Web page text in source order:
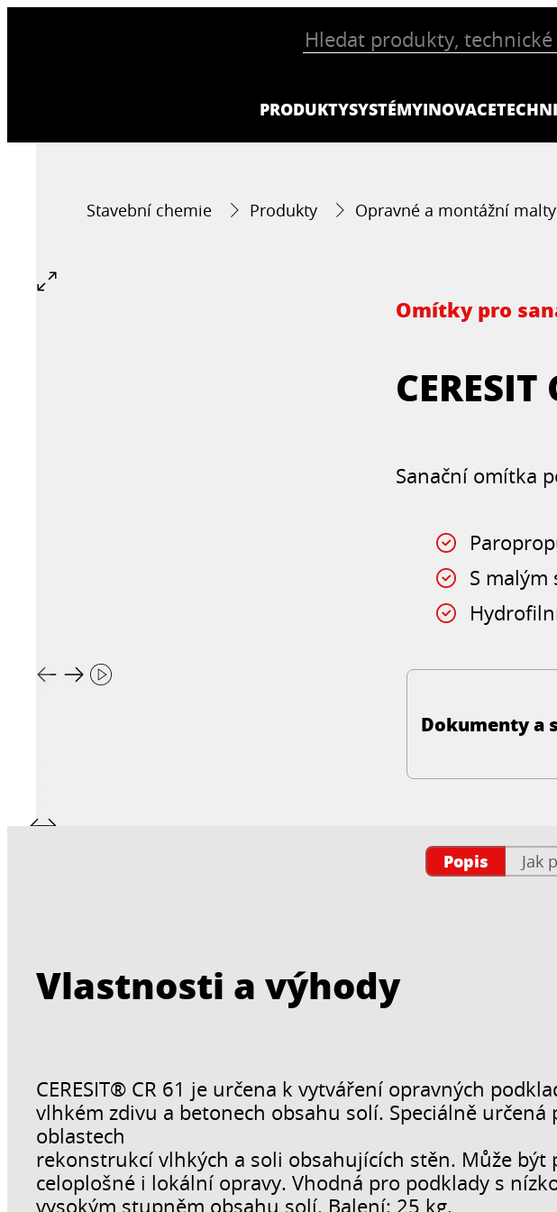
PRODUKTYSYSTÉMYINOVACE
Stavební chemie Produkty Opravné a montážní malty
Omítky pro
CERESIT
Sanační omítka
S
Dokumenty a
Popis Jak
Vlastnosti a výhody
CERESIT® CR 61 je určena k vytváření opravných
vlhkém zdivu a betonech obsahu solí. Speciálně určená
oblastech
rekonstrukcí vlhkých a soli obsahujících stěn. Může být
celoplošné i lokální opravy. Vhodná pro podklady s
vysokým stupněm obsahu solí. Balení: 25 kg.